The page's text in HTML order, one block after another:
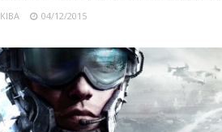
KIBA 04/12/2015